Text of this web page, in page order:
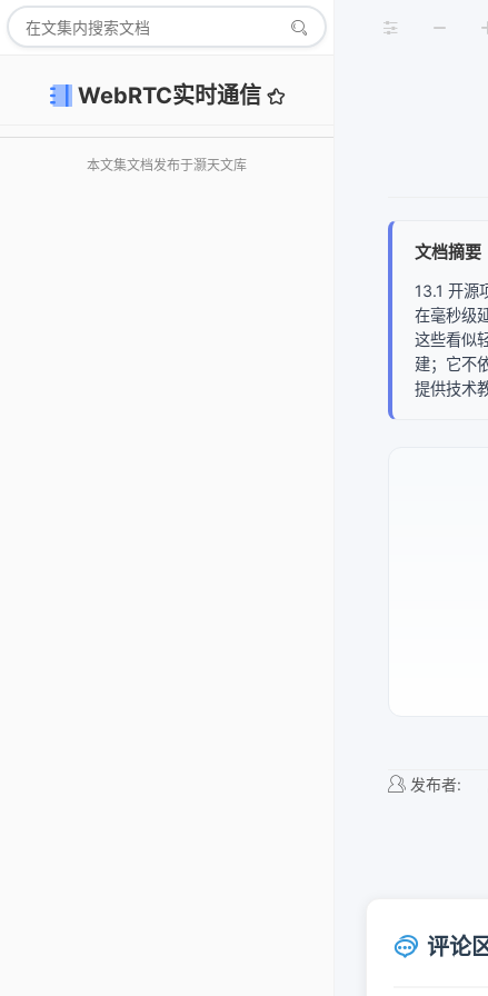
WebRTC实时通信
本文集文档发布于灏天文库
文档摘要
13.1 开源
在毫秒级
这些看似
建；它不
提供技术
发布者:
评论